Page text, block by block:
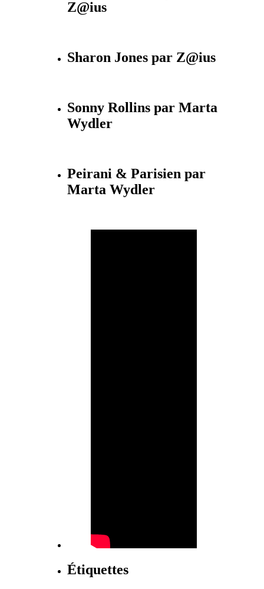
Z@ius
Sharon Jones par Z@ius
Sonny Rollins par Marta
Wydler
Peirani & Parisien par
Marta Wydler
Étiquettes